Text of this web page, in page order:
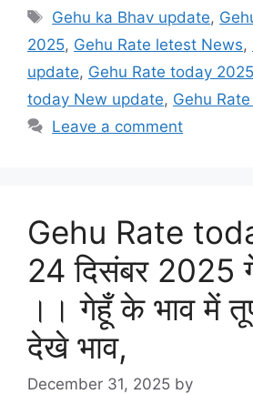
Tags
Gehu ka Bhav update,
2025, Gehu Rate letest News,
update, Gehu Rate today 2025
today New update, Gehu
Leave a comment
Gehu Rate
24 दिसंबर 2025
।। गेहूँ के भाव में
देखे भाव,
December 31, 2025 by